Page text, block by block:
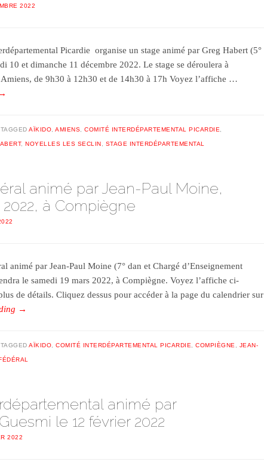
2022
Picardie organise un stage animé par Greg Habert (5°
10 et dimanche 11 décembre 2022. Le stage se déroulera à
de 9h30 à 12h30 et de 14h30 à 17h Voyez l’affiche …
→
TAGGED AÏKIDO AMIENS COMITÉ INTERDÉPARTEMENTAL PICARDIE
, NOYELLES LES SECLIN STAGE INTERDÉPARTEMENTAL
animé par Jean-Paul Moine,
2022, à Compiègne
animé par Jean-Paul Moine (7° dan et Chargé d’Enseignement
le samedi 19 mars 2022, à Compiègne. Voyez l’affiche ci-
de détails. Cliquez dessus pour accéder à la page du calendrier sur
→
TAGGED AÏKIDO COMITÉ INTERDÉPARTEMENTAL PICARDIE COMPIÈGNE JEAN-
animé par
le 12 février 2022
2022